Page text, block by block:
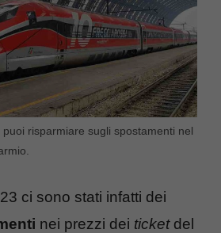
risparmiare sugli spostamenti nel
ci sono stati infatti dei
nei prezzi dei ticketdel